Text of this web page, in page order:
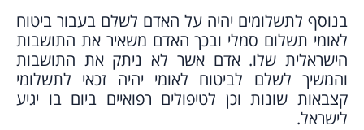
בנוסף לתשלומים יהיה על האדם לשלם בעבור ביטוח
לאומי תשלום סמלי ובכך האדם משאיר את התושבות
הישראלית שלו. אדם אשר לא ניתק את התושבות
והמשיך לשלם לביטוח לאומי יהיה זכאי לתשלומי
קצבאות שונות וכן לטיפולים רפואיים ביום בו יגיע
לישראל.